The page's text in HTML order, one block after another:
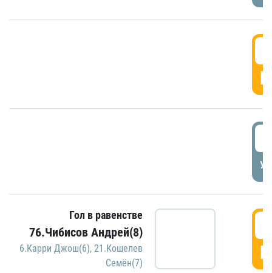
Гол в равенстве
76.Чибисов Андрей(8)
6.Карри Джош(6), 21.Кошелев
Семён(7)